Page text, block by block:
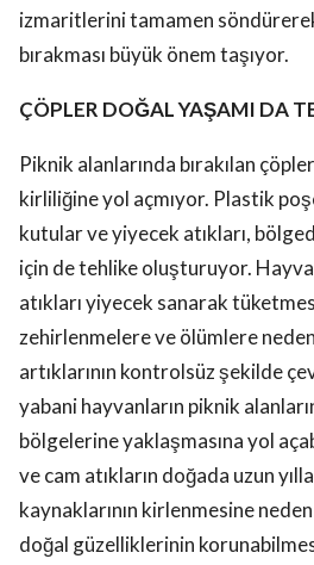
izmaritlerini tamamen
bırakması büyük önem taşıyor.
ÇÖPLER DOĞAL YAŞAMI DA
Piknik alanlarında bırakılan
kirliliğine yol açmıyor. Plastik
kutular ve yiyecek atıkları,
için de tehlike oluşturuyor.
atıkları yiyecek sanarak
zehirlenmelere ve ölümlere
artıklarının kontrolsüz şekilde
yabani hayvanların piknik
bölgelerine yaklaşmasına yol
ve cam atıkların doğada uzun
kaynaklarının kirlenmesine
doğal güzelliklerinin